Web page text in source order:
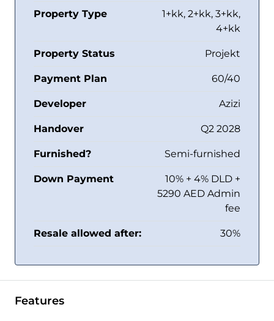
Property Type
1+kk, 2+kk, 3+kk,
4+kk
Property Status Projekt
Payment Plan 60/40
Developer Azizi
Handover Q2 2028
Furnished? Semi-furnished
Down Payment
10% + 4% DLD +
5290 AED Admin
fee
Resale allowed after: 30%
Features